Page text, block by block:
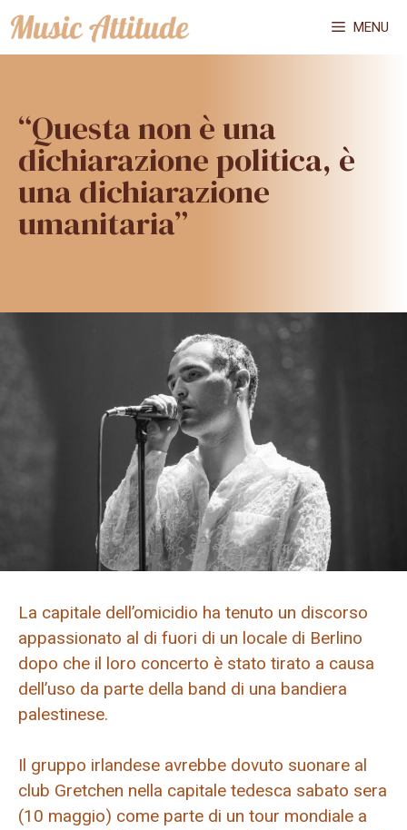
Vai
al
MENU
“Questa non è una
dichiarazione politica, è
una dichiarazione
umanitaria”
La capitale dell’omicidio ha tenuto un discorso
appassionato al di fuori di un locale di Berlino
dopo che il loro concerto è stato tirato a causa
dell’uso da parte della band di una bandiera
palestinese.
Il gruppo irlandese avrebbe dovuto suonare al
club Gretchen nella capitale tedesca sabato sera
(10 maggio) come parte di un tour mondiale a